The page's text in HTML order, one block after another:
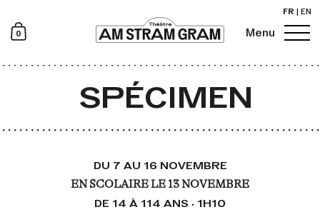
0 Newsletter Menu
FR EN
SPÉCIMEN
DU 7 AU 16 NOVEMBRE
EN SCOLAIRE LE 13 NOVEMBRE
DE 14 À 114 ANS · 1H10